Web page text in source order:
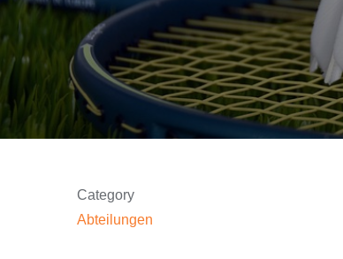
Category
Abteilungen